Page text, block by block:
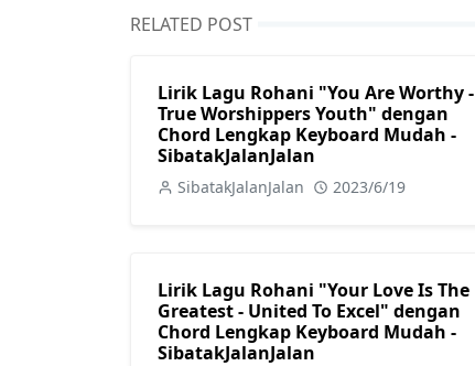
RELATED POST
Lirik Lagu Rohani "You Are Worthy -
True Worshippers Youth" dengan
Chord Lengkap Keyboard Mudah -
SibatakJalanJalan
SibatakJalanJalan 2023/6/19
Lirik Lagu Rohani "Your Love Is The
Greatest - United To Excel" dengan
Chord Lengkap Keyboard Mudah -
SibatakJalanJalan